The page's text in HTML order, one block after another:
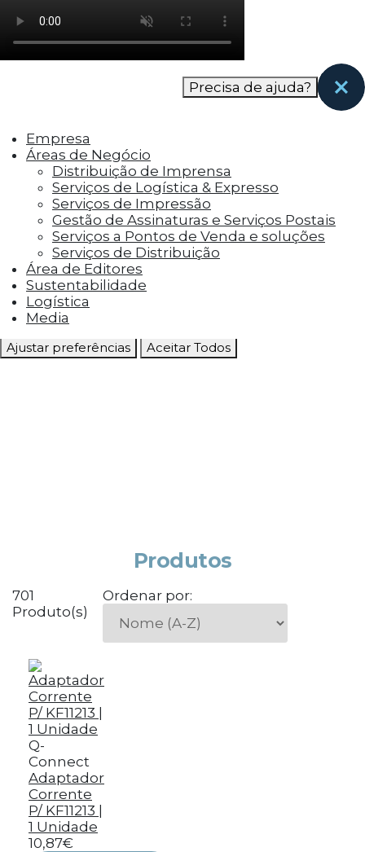
como os visitantes interagem com o site. Esses
cookies ajudam a fornecer informações sobre
as métricas do número de visitantes, taxa de
rejeição, origem do tráfego, etc.
funcionalidades, como compartilhar o
conteúdo do site em plataformas de social
media, coletar feedbacks e outros recursos de
terceiros.
Cookies Marketing
Os cookies de marketing são usados para
entregar aos visitantes anúncios
personalizados com base nas páginas que eles
visitaram antes e analisar a eficácia da
campanha publicitária.
Ajustar preferências Aceitar Todos
Precisa de ajuda?
Empresa
Áreas de Negócio
Distribuição de Imprensa
Serviços de Logística & Expresso
Serviços de Impressão
Gestão de Assinaturas e Serviços Postais
Serviços a Pontos de Venda e soluções
Serviços de Distribuição
Área de Editores
Sustentabilidade
Logística
Media
Produtos
701
Produto(s)
Ordenar por:
Q-
Connect
Adaptador
Corrente
P/ KF11213 |
1 Unidade
10,87€